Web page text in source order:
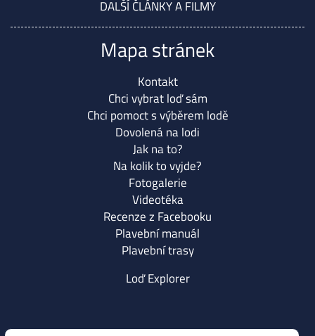
DALŠÍ ČLÁNKY A FILMY
Mapa stránek
Kontakt
Chci vybrat loď sám
Chci pomoct s výběrem lodě
Dovolená na lodi
Jak na to?
Na kolik to vyjde?
Fotogalerie
Videotéka
Recenze z Facebooku
Plavební manuál
Plavební trasy
Loď Explorer